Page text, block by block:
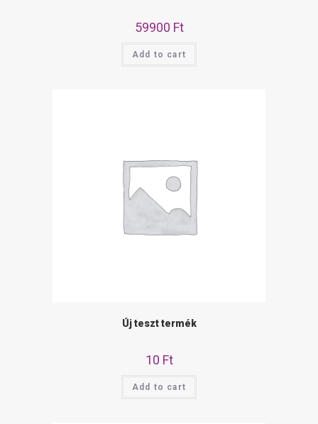
59900 Ft
Add to cart
Új teszt termék
10 Ft
Add to cart